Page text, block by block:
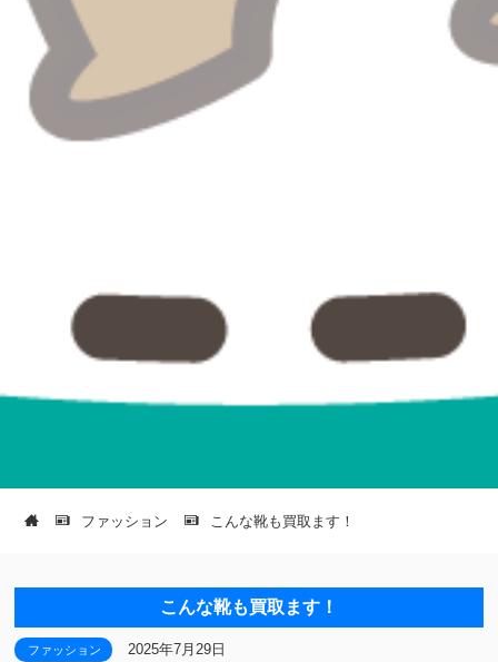
ファッション こんな靴も買取ます！
こんな靴も買取ます！
ファッション 2025年7月29日